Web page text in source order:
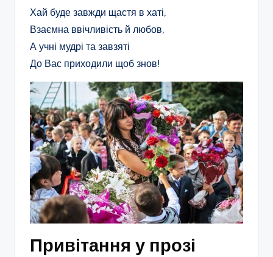
Хай буде завжди щастя в хаті,
Взаємна ввічливість й любов,
А учні мудрі та завзяті
До Вас приходили щоб знов!
Привітання у прозі